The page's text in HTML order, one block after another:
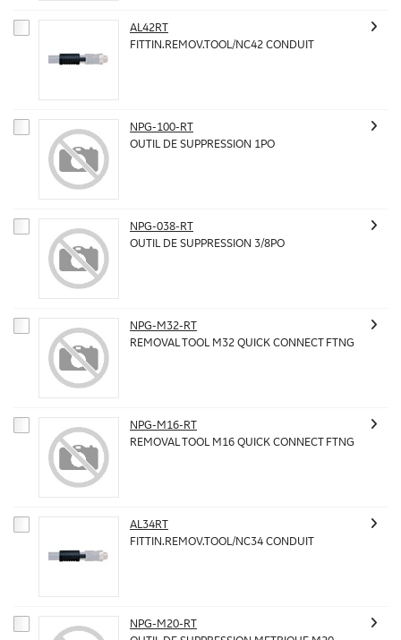
AL42RT
FITTIN.REMOV.TOOL/NC42 CONDUIT
NPG-100-RT
OUTIL DE SUPPRESSION 1PO
NPG-038-RT
OUTIL DE SUPPRESSION 3/8PO
NPG-M32-RT
REMOVAL TOOL M32 QUICK CONNECT FTNG
NPG-M16-RT
REMOVAL TOOL M16 QUICK CONNECT FTNG
AL34RT
FITTIN.REMOV.TOOL/NC34 CONDUIT
NPG-M20-RT